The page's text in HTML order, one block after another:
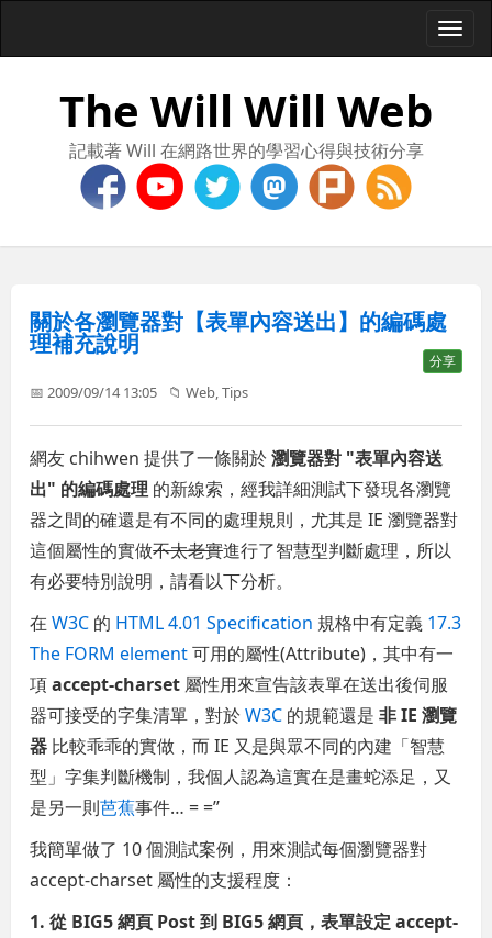
The Will Will Web
記載著 Will 在網路世界的學習心得與技術分享
關於各瀏覽器對【表單內容送出】的編碼處
理補充說明
分享
📅 2009/09/14 13:05 📁Web ,Tips
網友 chihwen 提供了一條關於瀏覽器對 "表單內容送
出" 的編碼處理 的新線索，經我詳細測試下發現各瀏覽
器之間的確還是有不同的處理規則，尤其是 IE 瀏覽器對
這個屬性的實做不太老實進行了智慧型判斷處理，所以
有必要特別說明，請看以下分析。
在W3C 的 HTML 4.01 Specification 規格中有定義 17.3
The FORM element可用的屬性(Attribute)，其中有一
項accept-charset 屬性用來宣告該表單在送出後伺服
器可接受的字集清單，對於W3C 的規範還是非 IE 瀏覽
器 比較乖乖的實做，而 IE 又是與眾不同的內建「智慧
型」字集判斷機制，我個人認為這實在是畫蛇添足，又
是另一則芭蕉事件… = =’’
我簡單做了 10 個測試案例，用來測試每個瀏覽器對
accept-charset 屬性的支援程度：
1. 從 BIG5 網頁 Post 到 BIG5 網頁，表單設定 accept-